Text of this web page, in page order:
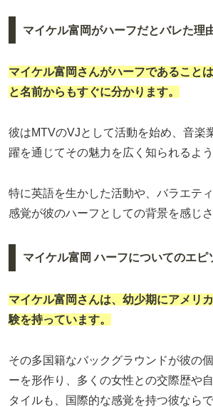
マイケル富岡がハーフだとバレた理
マイケル富岡さんがハーフであること
と名前からもすぐに分かります。
彼はMTVのVJとして活動を始め、音楽
躍を通じてその魅力を広く知られるよ
特に英語を生かした活動や、バラエテ
感覚が彼のハーフとしての背景を感じさ
マイケル富岡 ハーフについてのエピ
マイケル富岡さんは、幼少期にアメリ
験を持っています。
その多国籍なバックグラウンドが彼の
ーを形作り、多くの女性との交際歴や
タイルも、国際的な感覚を持つ彼なら